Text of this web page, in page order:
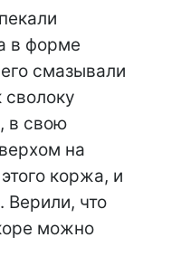
в форме
смазывали
в свою
на
коржа, и
Верили, что
можно